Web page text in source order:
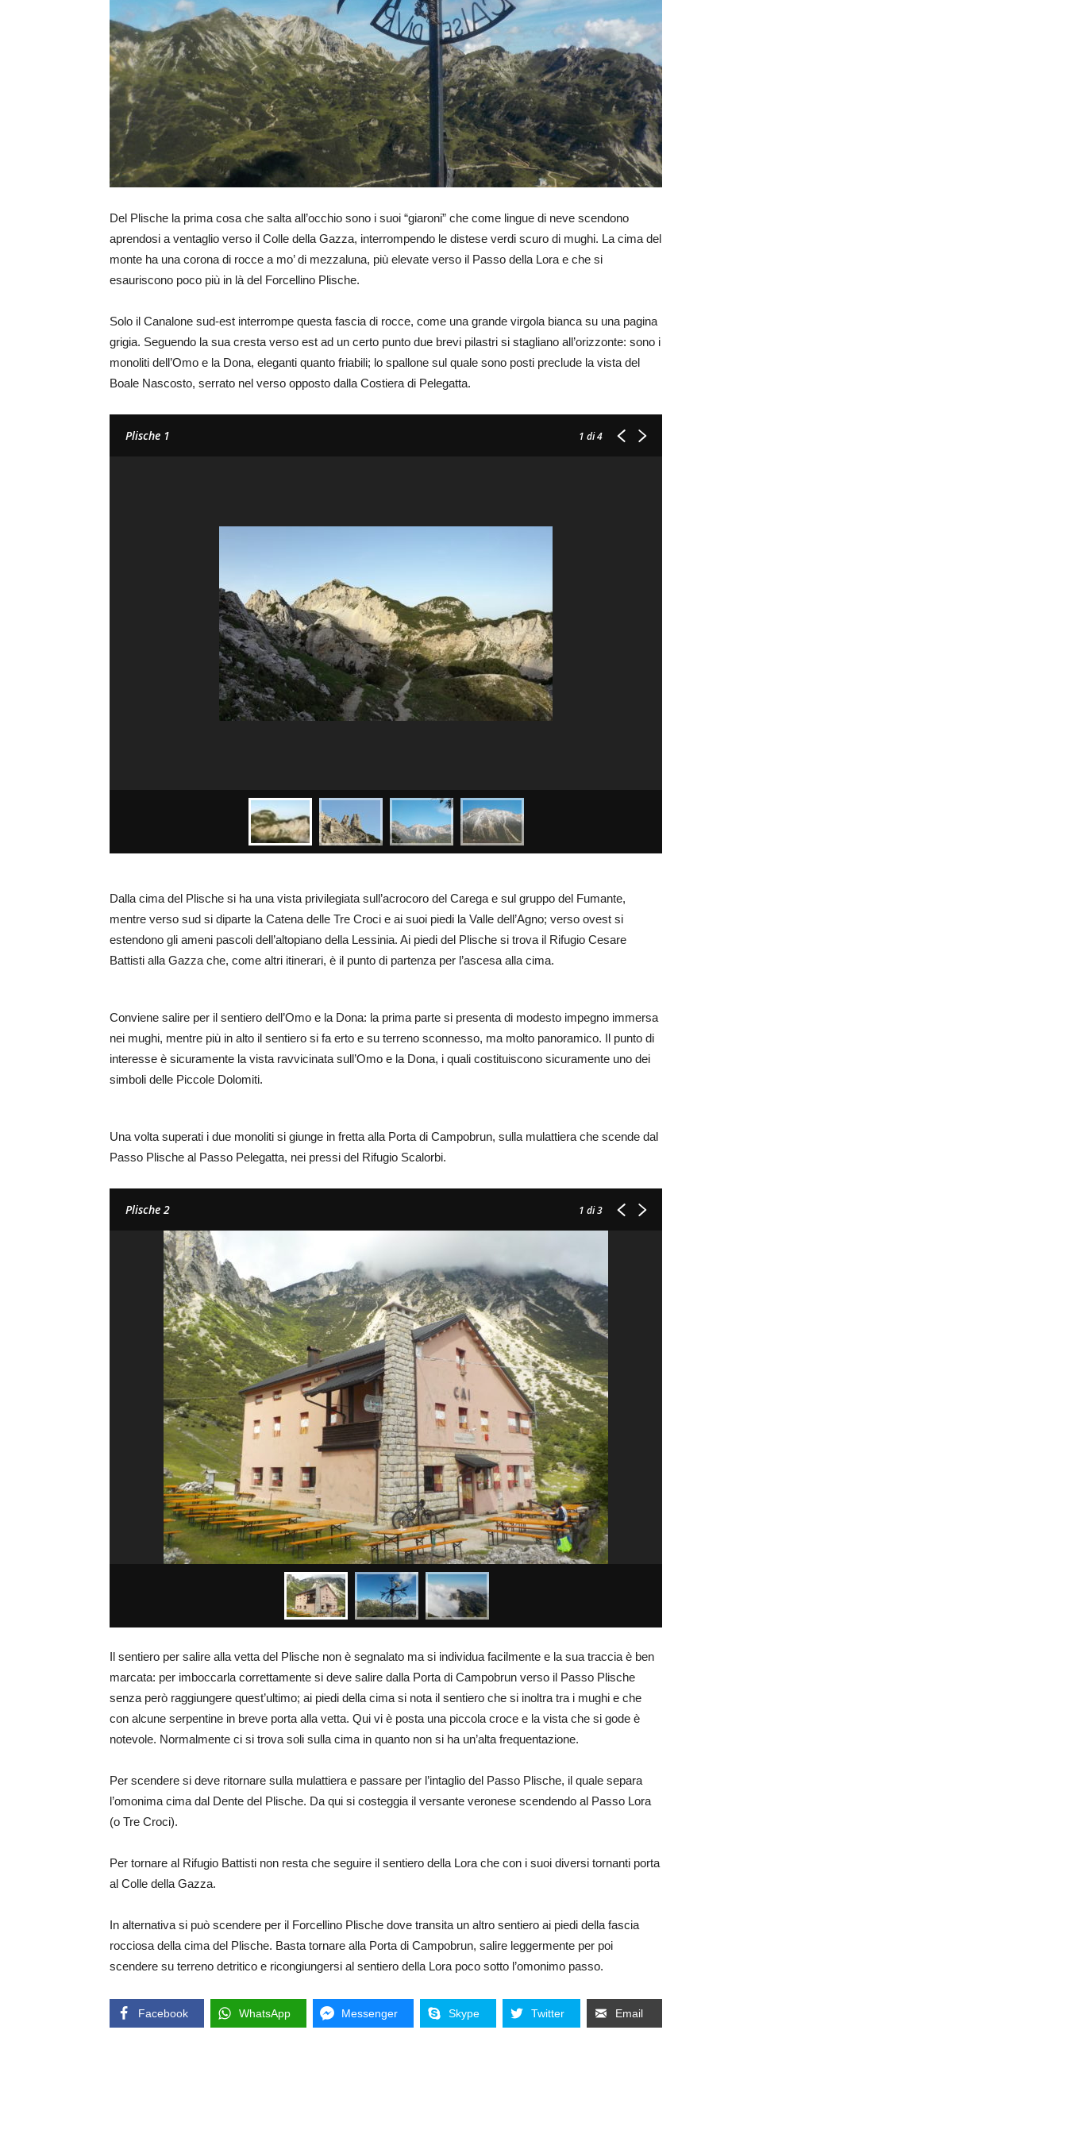
Del Plische la prima cosa che salta all’occhio sono i suoi “giaroni” che come lingue di neve scendono
aprendosi a ventaglio verso il Colle della Gazza, interrompendo le distese verdi scuro di mughi. La cima del
monte ha una corona di rocce a mo’ di mezzaluna, più elevate verso il Passo della Lora e che si
esauriscono poco più in là del Forcellino Plische.
Solo il Canalone sud-est interrompe questa fascia di rocce, come una grande virgola bianca su una pagina
grigia. Seguendo la sua cresta verso est ad un certo punto due brevi pilastri si stagliano all’orizzonte: sono i
monoliti dell’Omo e la Dona, eleganti quanto friabili; lo spallone sul quale sono posti preclude la vista del
Boale Nascosto, serrato nel verso opposto dalla Costiera di Pelegatta.
Plische 1 1 di 4
Dalla cima del Plische si ha una vista privilegiata sull’acrocoro del Carega e sul gruppo del Fumante,
mentre verso sud si diparte la Catena delle Tre Croci e ai suoi piedi la Valle dell’Agno; verso ovest si
estendono gli ameni pascoli dell’altopiano della Lessinia. Ai piedi del Plische si trova il Rifugio Cesare
Battisti alla Gazza che, come altri itinerari, è il punto di partenza per l’ascesa alla cima.
Conviene salire per il sentiero dell’Omo e la Dona: la prima parte si presenta di modesto impegno immersa
nei mughi, mentre più in alto il sentiero si fa erto e su terreno sconnesso, ma molto panoramico. Il punto di
interesse è sicuramente la vista ravvicinata sull’Omo e la Dona, i quali costituiscono sicuramente uno dei
simboli delle Piccole Dolomiti.
Una volta superati i due monoliti si giunge in fretta alla Porta di Campobrun, sulla mulattiera che scende dal
Passo Plische al Passo Pelegatta, nei pressi del Rifugio Scalorbi.
Plische 2 1 di 3
Il sentiero per salire alla vetta del Plische non è segnalato ma si individua facilmente e la sua traccia è ben
marcata: per imboccarla correttamente si deve salire dalla Porta di Campobrun verso il Passo Plische
senza però raggiungere quest’ultimo; ai piedi della cima si nota il sentiero che si inoltra tra i mughi e che
con alcune serpentine in breve porta alla vetta. Qui vi è posta una piccola croce e la vista che si gode è
notevole. Normalmente ci si trova soli sulla cima in quanto non si ha un’alta frequentazione.
Per scendere si deve ritornare sulla mulattiera e passare per l’intaglio del Passo Plische, il quale separa
l’omonima cima dal Dente del Plische. Da qui si costeggia il versante veronese scendendo al Passo Lora
(o Tre Croci).
Per tornare al Rifugio Battisti non resta che seguire il sentiero della Lora che con i suoi diversi tornanti porta
al Colle della Gazza.
In alternativa si può scendere per il Forcellino Plische dove transita un altro sentiero ai piedi della fascia
rocciosa della cima del Plische. Basta tornare alla Porta di Campobrun, salire leggermente per poi
scendere su terreno detritico e ricongiungersi al sentiero della Lora poco sotto l’omonimo passo.
Facebook WhatsApp Messenger Skype Twitter Email